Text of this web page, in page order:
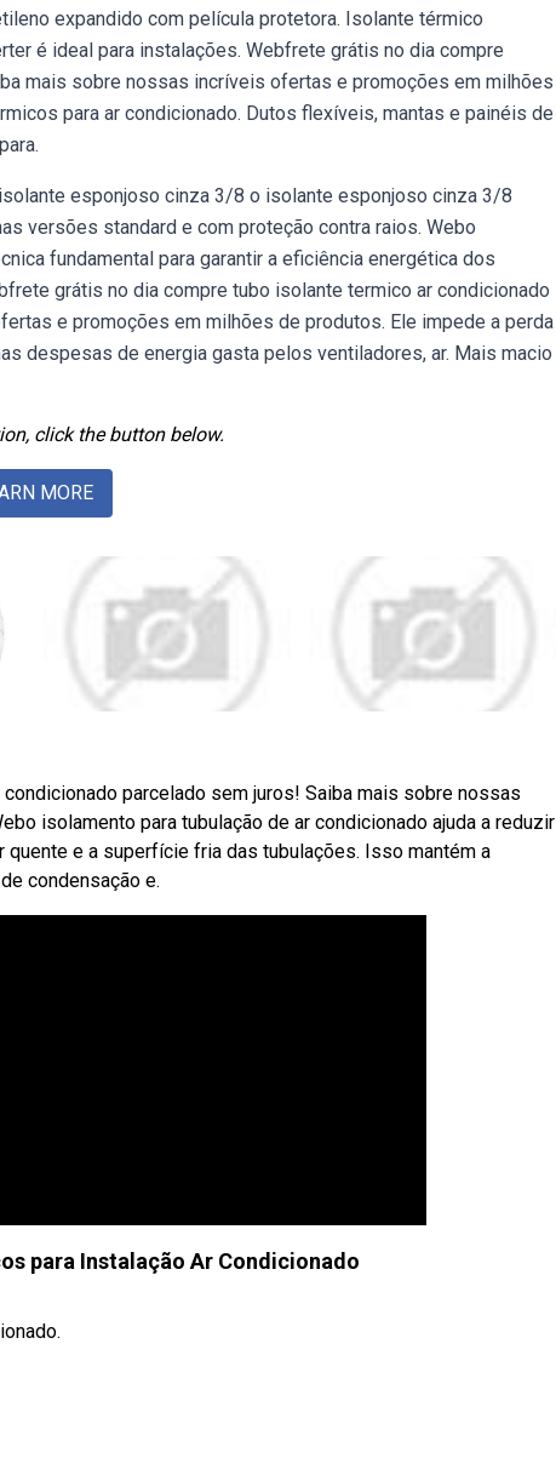
expandido com película protetora. Isolante térmico
é ideal para instalações. Webfrete grátis no dia compre
mais sobre nossas incríveis ofertas e promoções em milhões
para ar condicionado. Dutos flexíveis, mantas e painéis de
esponjoso cinza 3/8 o isolante esponjoso cinza 3/8
versões standard e com proteção contra raios. Webo
fundamental para garantir a eficiência energética dos
grátis no dia compre tubo isolante termico ar condicionado
e promoções em milhões de produtos. Ele impede a perda
despesas de energia gasta pelos ventiladores, ar. Mais macio
click the button below.
MORE
parcelado sem juros! Saiba mais sobre nossas
isolamento para tubulação de ar condicionado ajuda a reduzir
quente e a superfície fria das tubulações. Isso mantém a
condensação e.
para Instalação Ar Condicionado